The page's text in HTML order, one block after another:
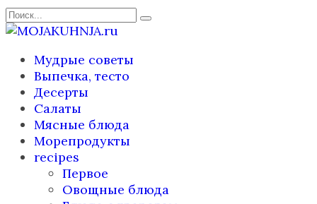
Перейти
к
Search
for:
Мудрые советы
Выпечка, тесто
Десерты
Салаты
Мясные блюда
Морепродукты
recipes
Первое
Овощные блюда